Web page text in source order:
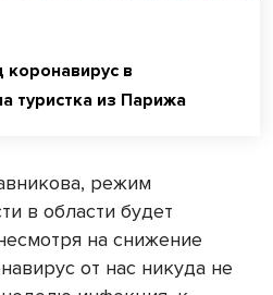
коронавирус в
туристка из Парижа
режим
в области будет
на снижение
от нас никуда не